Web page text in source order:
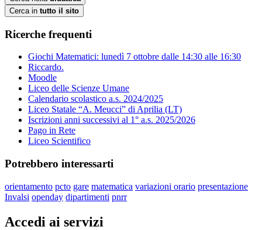
Cerca in tutto il sito
Ricerche frequenti
Giochi Matematici: lunedì 7 ottobre dalle 14:30 alle 16:30
Riccardo.
Moodle
Liceo delle Scienze Umane
Calendario scolastico a.s. 2024/2025
Liceo Statale “A. Meucci” di Aprilia (LT)
Iscrizioni anni successivi al 1° a.s. 2025/2026
Pago in Rete
Liceo Scientifico
Potrebbero interessarti
orientamento pcto gare matematica variazioni orario presentazione
Invalsi openday dipartimenti pnrr
Accedi ai servizi